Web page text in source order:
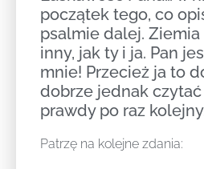
początek tego, co
psalmie dalej. Ziemia
inny, jak ty i ja. Pan
mnie! Przecież ja to
dobrze jednak czytać
prawdy po raz
Patrzę na kolejne zdania: